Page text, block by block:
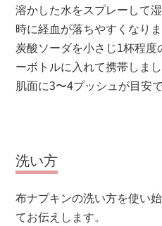
溶かした水をスプレーして
時に経血が落ちやすくなり
炭酸ソーダを小さじ1杯程
ーボトルに入れて携帯しま
肌面に3〜4プッシュが目安で
洗い方
布ナプキンの洗い方を使い
てお伝えします。